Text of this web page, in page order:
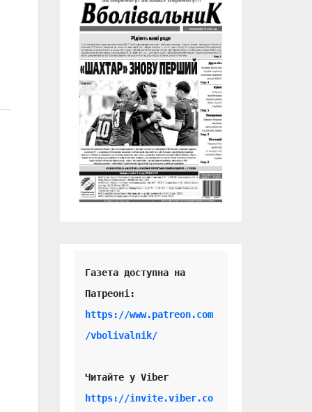
Газета доступна на
https://www.patreon.com
/vbolivalnik/
Читайте у Viber
https://invite.viber.co